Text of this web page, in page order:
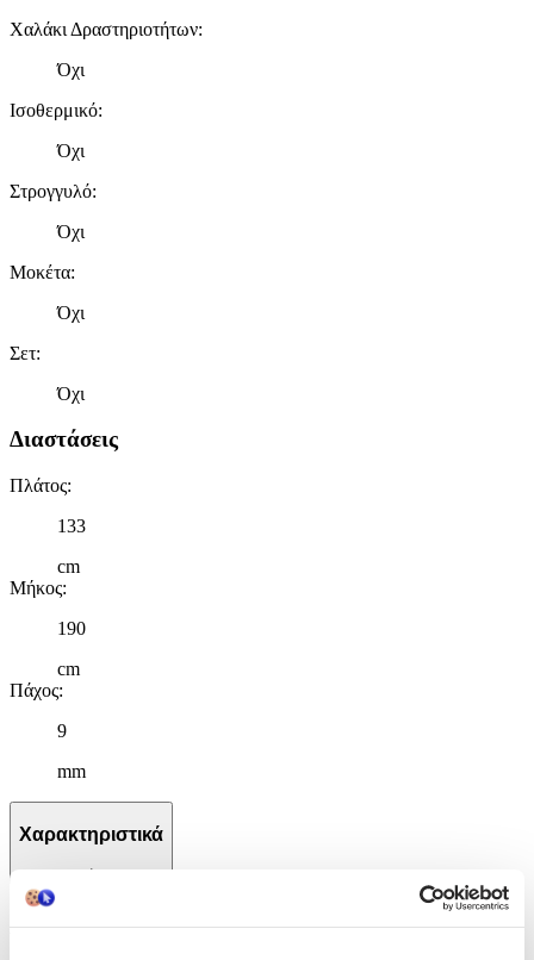
Χαλάκι Δραστηριοτήτων:
Όχι
Ισοθερμικό:
Όχι
Στρογγυλό:
Όχι
Μοκέτα:
Όχι
Σετ:
Όχι
Διαστάσεις
Πλάτος:
133
cm
Μήκος:
190
cm
Πάχος:
9
mm
Χαρακτηριστικά
+
Χαρακτηριστικά